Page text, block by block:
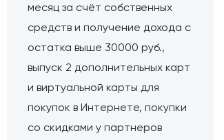
месяц за счёт собственных
средств и получение дохода с
остатка выше 30000 руб.,
выпуск 2 дополнительных карт
и виртуальной карты для
покупок в Интернете, покупки
со скидками у партнеров